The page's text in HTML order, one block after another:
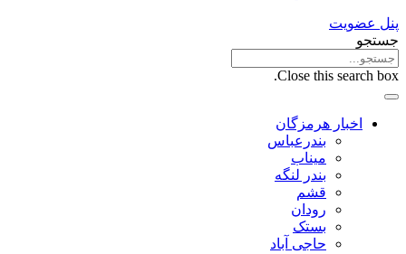
پنل عضویت
جستجو
Close this search box.
اخبار هرمزگان
بندرعباس
میناب
بندر لنگه
قشم
رودان
بستک
حاجی آباد